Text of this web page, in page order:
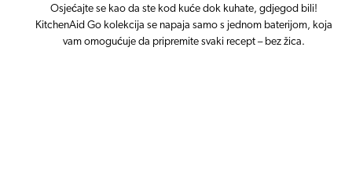
Osjećajte se kao da ste kod kuće dok kuhate, gdjegod bili!
KitchenAid Go kolekcija se napaja samo s jednom baterijom, koja
vam omogućuje da pripremite svaki recept – bez žica.